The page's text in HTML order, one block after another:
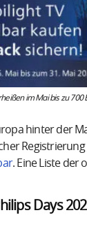
im Mai bis zu 700
hinter der
. Eine Liste der
Days